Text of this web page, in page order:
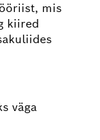
mis
kiired
väga